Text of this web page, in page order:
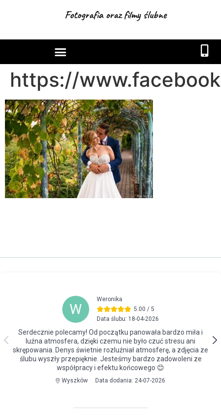
Fotografia oraz filmy ślubne
https://